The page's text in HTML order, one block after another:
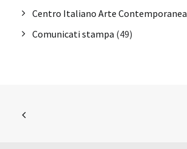
Centro Italiano Arte Contemporanea
Comunicati stampa (49)